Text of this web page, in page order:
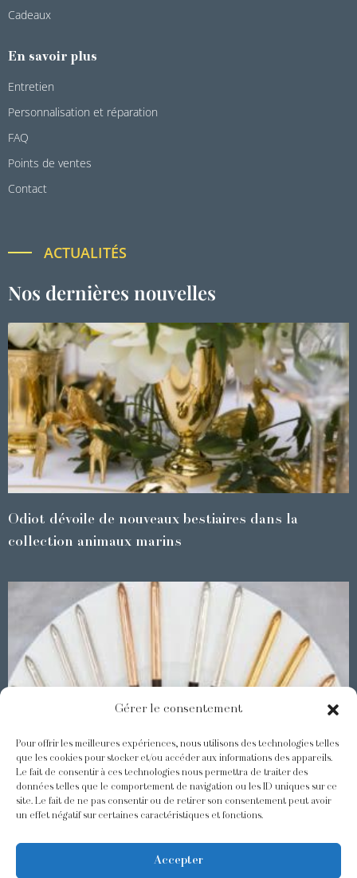
Gérer le consentement
Pour offrir les meilleures expériences, nous utilisons des technologies telles
que les cookies pour stocker et/ou accéder aux informations des appareils.
Le fait de consentir à ces technologies nous permettra de traiter des
données telles que le comportement de navigation ou les ID uniques sur ce
site. Le fait de ne pas consentir ou de retirer son consentement peut avoir
un effet négatif sur certaines caractéristiques et fonctions.
Accepter
Cadeaux
En savoir plus
Entretien
Personnalisation et réparation
FAQ
Points de ventes
Contact
ACTUALITÉS
Nos dernières nouvelles
Odiot dévoile de nouveaux bestiaires dans la
collection animaux marins
Les Baguettes Asiatiques Odiot
@odiot.paris @Odiot